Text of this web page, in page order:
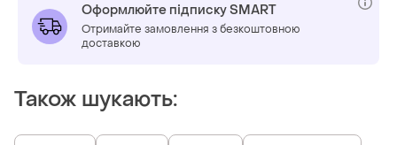
Оформлюйте підписку SMART
Отримайте замовлення з безкоштовною
доставкою
Також шукають: